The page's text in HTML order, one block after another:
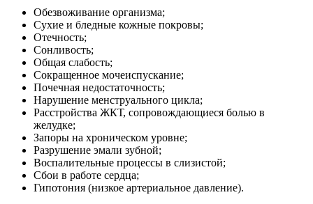
Обезвоживание организма;
Сухие и бледные кожные покровы;
Отечность;
Сонливость;
Общая слабость;
Сокращенное мочеиспускание;
Почечная недостаточность;
Нарушение менструального цикла;
Расстройства ЖКТ, сопровождающиеся болью в
желудке;
Запоры на хроническом уровне;
Разрушение эмали зубной;
Воспалительные процессы в слизистой;
Сбои в работе сердца;
Гипотония (низкое артериальное давление).